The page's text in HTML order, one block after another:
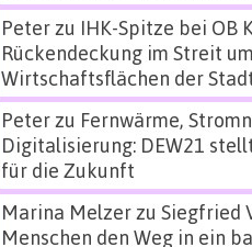
Peterzu IHK-Spitze bei OB
Rückendeckung im Streit
Wirtschaftsflächen der
Peterzu Fernwärme,
Digitalisierung: DEW21
für die Zukunft
Marina Melzerzu Siegfried
Menschen den Weg in ein